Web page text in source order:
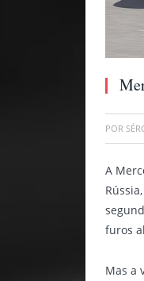
POR
A
furos
Mas a